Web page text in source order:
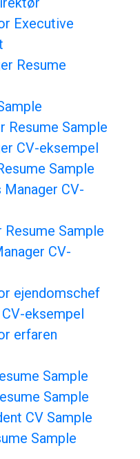
Executive
Resume
Resume Sample
CV-eksempel
Sample
CV-
Sample
CV-
ejendomschef
eksempel
erfaren
Sample
Sample
CV Sample
Sample